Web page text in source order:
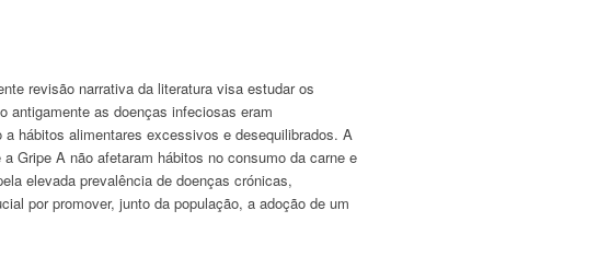
revisão narrativa da literatura visa estudar os
antigamente as doenças infeciosas eram
hábitos alimentares excessivos e desequilibrados. A
Gripe A não afetaram hábitos no consumo da carne e
elevada prevalência de doenças crónicas,
por promover, junto da população, a adoção de um